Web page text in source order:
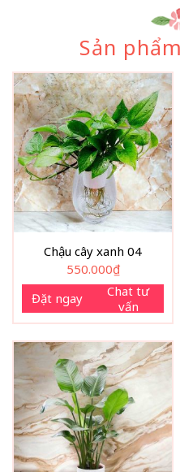
Sản
Chậu cây xanh 04
550.000₫
Đặt ngay
Chat tư
vấn